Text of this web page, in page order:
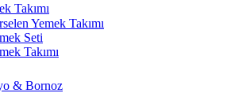
Takımı
Yemek Takımı
Seti
Takımı
& Bornoz